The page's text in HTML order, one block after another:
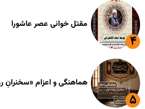
مقتل خوانی عصر عاشورا
هماهنگی و اعزام «سخنرانِ